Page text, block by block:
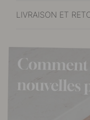
LIVRAISON ET